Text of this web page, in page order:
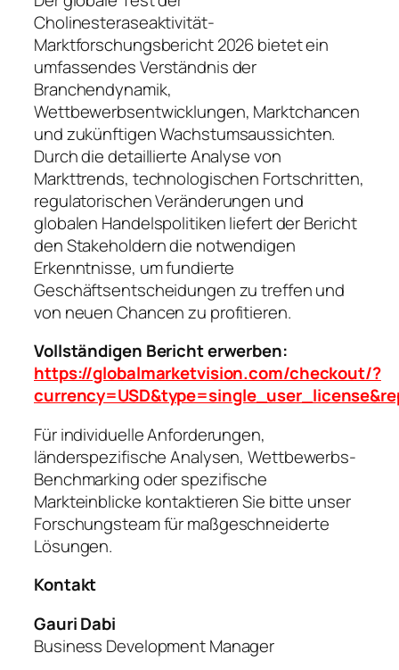
Cholinesteraseaktivität-
Marktforschungsbericht 2026 bietet ein
umfassendes Verständnis der
Branchendynamik,
Wettbewerbsentwicklungen, Marktchancen
und zukünftigen Wachstumsaussichten.
Durch die detaillierte Analyse von
Markttrends, technologischen Fortschritten,
regulatorischen Veränderungen und
globalen Handelspolitiken liefert der Bericht
den Stakeholdern die notwendigen
Erkenntnisse, um fundierte
Geschäftsentscheidungen zu treffen und
von neuen Chancen zu profitieren.
Vollständigen Bericht erwerben:
https://globalmarketvision.com/checkout/?
Für individuelle Anforderungen,
länderspezifische Analysen, Wettbewerbs-
Benchmarking oder spezifische
Markteinblicke kontaktieren Sie bitte unser
Forschungsteam für maßgeschneiderte
Lösungen.
Kontakt
Gauri Dabi
Business Development Manager